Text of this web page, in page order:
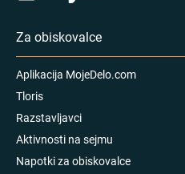
Za obiskovalce
Aplikacija MojeDelo.com
Tloris
Razstavljavci
Aktivnosti na sejmu
Napotki za obiskovalce